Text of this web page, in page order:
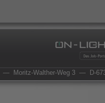
— Moritz-Walther-Weg 3 — D-